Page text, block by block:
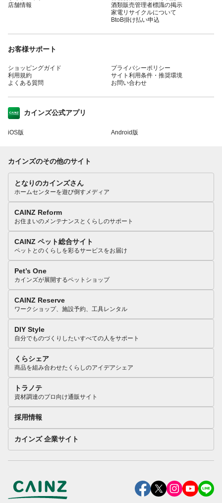
店舗情報
酒類販売管理者標識の掲示
家電リサイクルについて
BtoB掛け払い申込
お客様サポート
ショッピングガイド
利用規約
よくある質問
プライバシーポリシー
サイト利用条件・推奨環境
お問い合わせ
カインズ公式アプリ
iOS版 Android版
カインズのその他のサイト
となりのカインズさん
ホームセンターを遊び倒すメディア
CAINZ Reform
お住まいのメンテナンスとくらしのサポート
CAINZ ペット総合サイト
ペットとのくらしを彩るサービスをお届け
Pet’s One
カインズが展開するペットショップ
CAINZ Reserve
ワークショップ、施設予約、工具レンタル
DIY Style
自分でものづくりしたいすべての人をサポート
くらシェア
商品を組み合わせたくらしのアイデアシェア
トラノテ
資材調達のプロ向け通販サイト
採用情報
カインズ 企業サイト